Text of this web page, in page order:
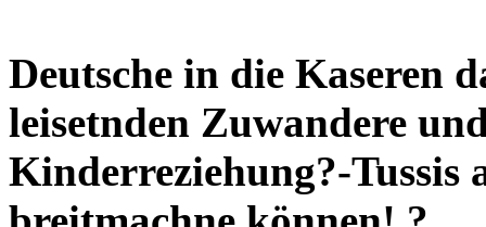
Deutsche in die Kaseren
leisetnden Zuwandere
Kinderreziehung?-Tussis